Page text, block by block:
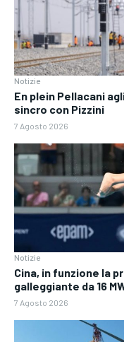
Notizie
En plein Pellacani
sincro con Pizzini
7 Agosto 2026
Notizie
Cina, in funzione la
galleggiante da 16
7 Agosto 2026